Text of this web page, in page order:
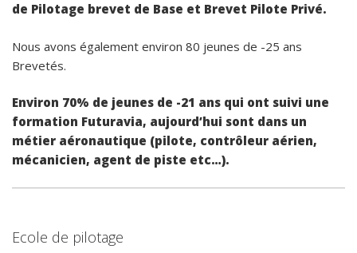
de Pilotage brevet de Base et Brevet Pilote Privé.
Nous avons également environ 80 jeunes de -25 ans
Brevetés.
Environ 70% de jeunes de -21 ans qui ont suivi une
formation Futuravia, aujourd’hui sont dans un
métier aéronautique (pilote, contrôleur aérien,
mécanicien, agent de piste etc…).
Ecole de pilotage